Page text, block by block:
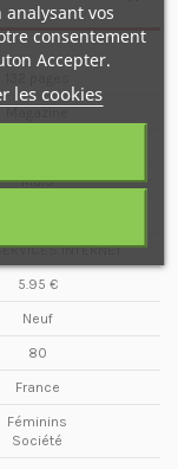
Mars
INTERNET
5.95 €
Neuf
80
France
Féminins
Société
vos
consentement
Accepter.
les cookies